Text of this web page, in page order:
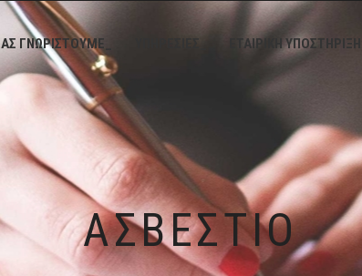
ΑΣ ΓΝΩΡΙΣΤΟΥΜΕ_ ΕΤΑΙΡΙΚΗ ΥΠΟΣΤΗΡΙΞΗ_
ΑΣΒΈΣΤΙΟ